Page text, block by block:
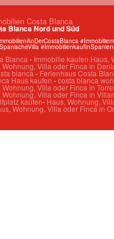
Costa Blanca
Blanca Nord und Süd
Blanca- Immobilie kaufen Haus,
Villa oder Finca in
blanca- Ferienhaus Costa
Haus kaufen -costa blanca
Villa oder Finca in
Villa oder Finca in
kaufen- Haus, Wohnung,
Wohnung, Villa oder Finca in